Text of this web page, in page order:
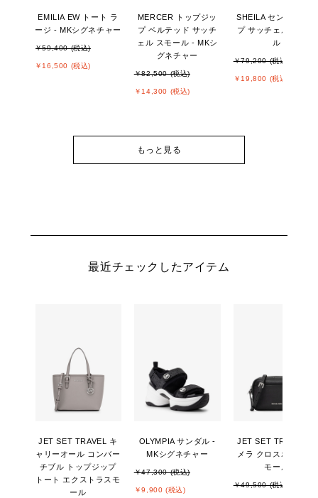
EMILIA EW トート ラ
ージ - MKシグネチャー
￥59,400 (税込)
￥16,500 (税込)
MERCER トップジッ
プ ベルテッド サッチ
ェル スモール - MKシ
グネチャー
￥82,500 (税込)
￥14,300 (税込)
SHEILA センタージッ
プ サッチェル スモー
ル
￥79,200 (税込)
￥19,800 (税込)
もっと見る
最近チェックしたアイテム
JET SET TRAVEL キ
ャリーオール コンバー
チブル トップジップ
トート エクストラスモ
ール
OLYMPIA サンダル -
MKシグネチャー
￥47,300 (税込)
￥9,900 (税込)
JET SET TRAVEL カ
メラ クロスボディ ス
モール
￥49,500 (税込)